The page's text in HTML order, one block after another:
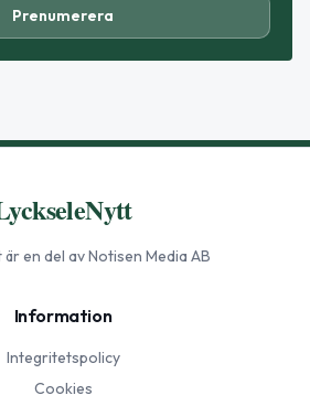
Prenumerera
är en del av Notisen Media AB
Information
Integritetspolicy
Cookies